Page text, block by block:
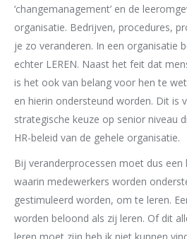
‘changemanagement’ en de
organisatie. Bedrijven, procedures,
je zo veranderen. In een organisatie
echter LEREN. Naast het feit dat
is het ook van belang voor hen te
en hierin ondersteund worden. Dit is
strategische keuze op senior niveau
HR-beleid van de gehele organisatie.
Bij veranderprocessen moet dus een
waarin medewerkers worden
gestimuleerd worden, om te leren.
worden beloond als zij leren. Of dit